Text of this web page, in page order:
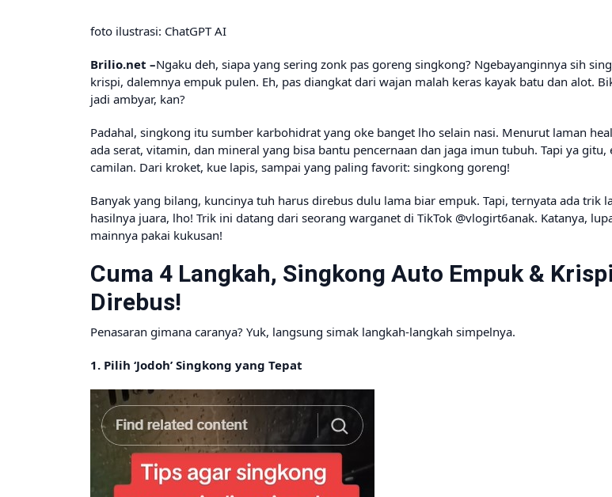
foto ilustrasi: ChatGPT AI
Brilio.net –Ngaku deh, siapa yang sering zonk pas goreng singkong? Ngebayanginnya sih
krispi, dalemnya empuk pulen. Eh, pas diangkat dari wajan malah keras kayak batu dan alot.
jadi ambyar, kan?
Padahal, singkong itu sumber karbohidrat yang oke banget lho selain nasi. Menurut laman
ada serat, vitamin, dan mineral yang bisa bantu pencernaan dan jaga imun tubuh. Tapi ya
camilan. Dari kroket, kue lapis, sampai yang paling favorit: singkong goreng!
Banyak yang bilang, kuncinya tuh harus direbus dulu lama biar empuk. Tapi, ternyata ada trik
hasilnya juara, lho! Trik ini datang dari seorang warganet di TikTok @vlogirt6anak. Katanya,
mainnya pakai kukusan!
Cuma 4 Langkah, Singkong Auto Empuk &
Direbus!
Penasaran gimana caranya? Yuk, langsung simak langkah-langkah simpelnya.
1. Pilih ‘Jodoh’ Singkong yang Tepat